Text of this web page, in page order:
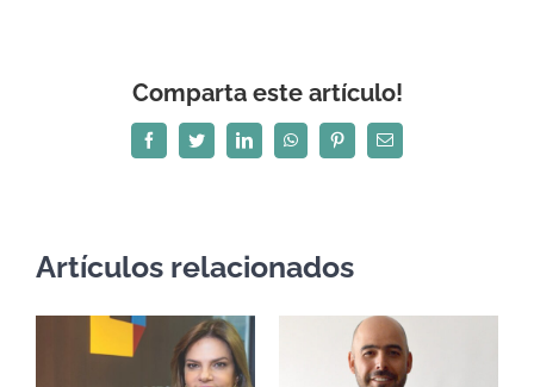
Comparta este artículo!
FacebookTwitterLinkedInWhatsAppPinterestCorreo
electrónico
Artículos relacionados